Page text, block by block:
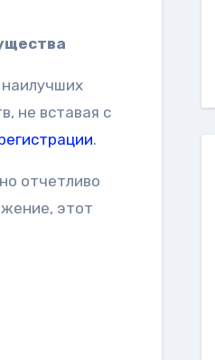
не вставая с
.
отчетливо
этот